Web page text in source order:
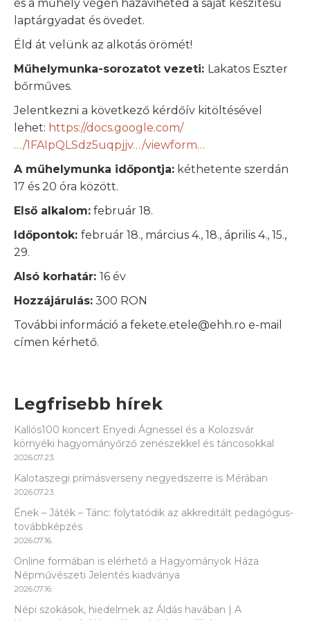
és a műhely végén hazaviheted a saját készítésű
laptárgyadat és övedet.
Éld át velünk az alkotás örömét!
Műhelymunka-sorozatot vezeti: Lakatos Eszter
bőrműves.
Jelentkezni a következő kérdőív kitöltésével
lehet: https://docs.google.com/
…/1FAIpQLSdz5uqpjjv…/viewform…
A műhelymunka időpontja: kéthetente szerdán
17 és 20 óra között.
Első alkalom: február 18.
Időpontok: február 18., március 4., 18., április 4., 15.,
29.
Alsó korhatár: 16 év
Hozzájárulás: 300 RON
További információ a fekete.etele@ehh.ro e-mail
címen kérhető.
Legfrisebb hírek
Kallós100 koncert Enyedi Ágnessel és a Kolozsvár
környéki hagyományőrző zenészekkel és táncosokkal
2026.07.23.
Kalotaszegi prímásverseny negyedszerre is Mérában
2026.07.23.
Ének – Játék – Tánc: folytatódik az akkreditált pedagógus-
továbbképzés
2026.07.16.
Online formában is elérhető a Hagyományok Háza
Népművészeti Jelentés kiadványa
2026.07.16.
Népi szokások, hiedelmek az Áldás havában | A